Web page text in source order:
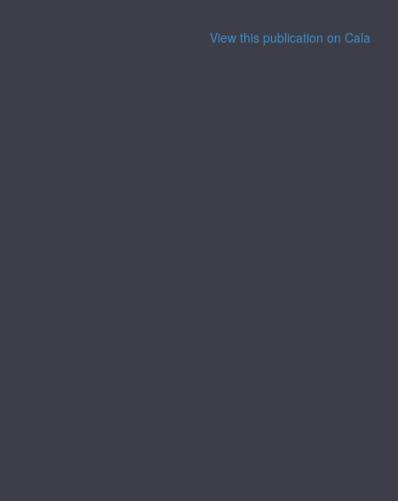
View this publication on Calaméo